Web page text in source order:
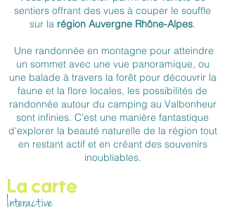
sentiers offrant des vues à couper le souffle
sur la région Auvergne Rhône-Alpes.
Une randonnée en montagne pour atteindre
un sommet avec une vue panoramique, ou
une balade à travers la forêt pour découvrir la
faune et la flore locales, les possibilités de
randonnée autour du camping au Valbonheur
sont infinies. C'est une manière fantastique
d'explorer la beauté naturelle de la région tout
en restant actif et en créant des souvenirs
inoubliables.
La carte
Interactive